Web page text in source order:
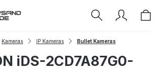
Kameras IP Kameras Bullet Kameras
iDS-2CD7A87G0-